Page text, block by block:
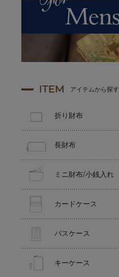
ITEM アイテムから探す
折り財布
長財布
ミニ財布/小銭入れ
カードケース
パスケース
キーケース